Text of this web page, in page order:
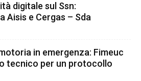
digitale sul Ssn:
Aisis e Cergas – Sda
in emergenza: Fimeuc
tecnico per un protocollo